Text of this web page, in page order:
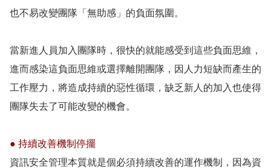
也不易改變團隊「無助感」的負面氛圍。
當新進人員加入團隊時，很快的就能感受到這些負面思維，
進而感染這負面思維或選擇離開團隊，因人力短缺而產生的
工作壓力，將造成持續的惡性循環，缺乏新人的加入也使得
團隊失去了可能改變的機會。
● 持續改善機制停擺
資訊安全管理本質就是個必須持續改善的運作機制，因為資